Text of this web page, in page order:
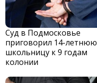
Суд в Подмосковье
приговорил 14-летнюю
школьницу к 9 годам
колонии